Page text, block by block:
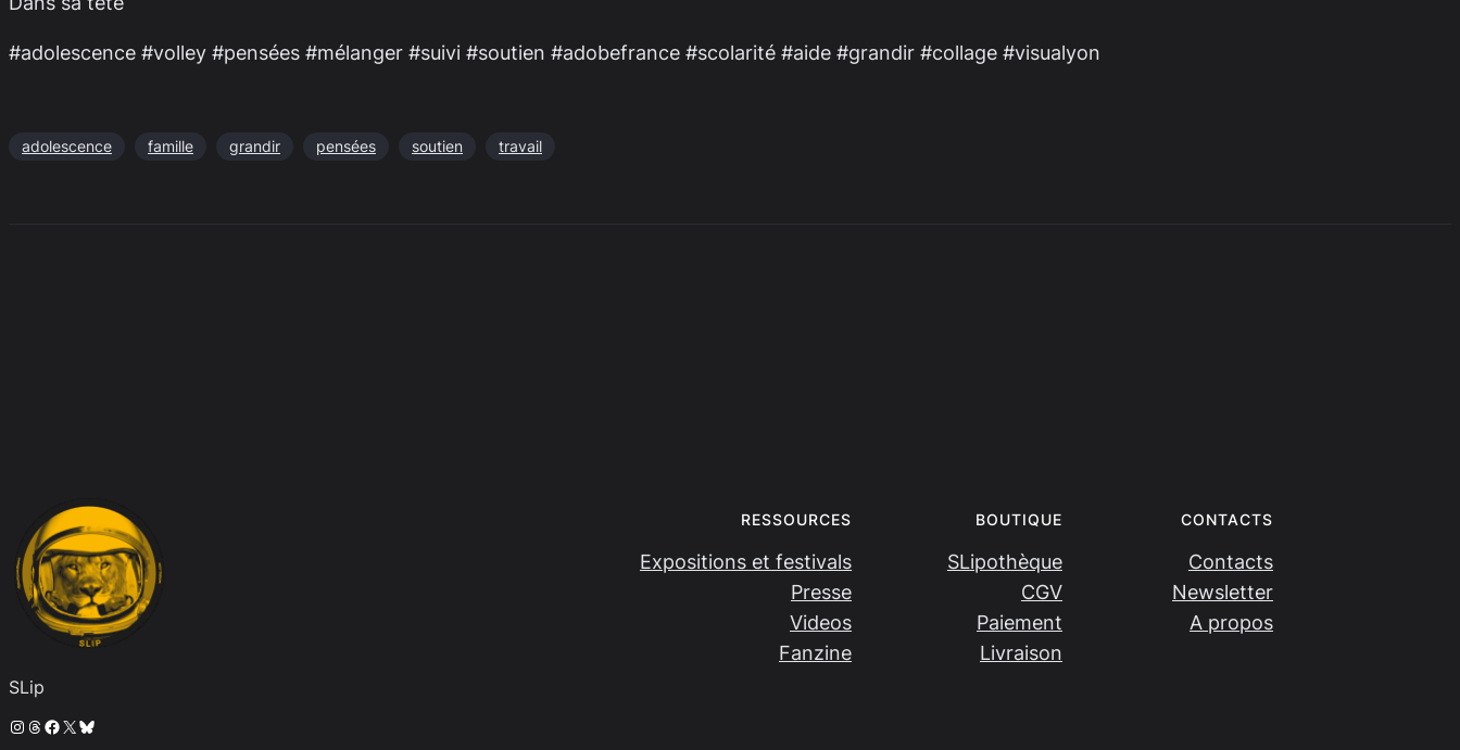
#adolescence #volley #pensées #mélanger #suivi #soutien #adobefrance #scolarité #aide #grandir #collage #visualyon
adolescence famille grandir pensées soutien travail
SLip
Instagram
Threads
Facebook
X Bluesky
RESSOURCES
Expositions et festivals
Presse
Videos
Fanzine
BOUTIQUE
SLipothèque
CGV
Paiement
Livraison
CONTACTS
Contacts
Newsletter
A propos